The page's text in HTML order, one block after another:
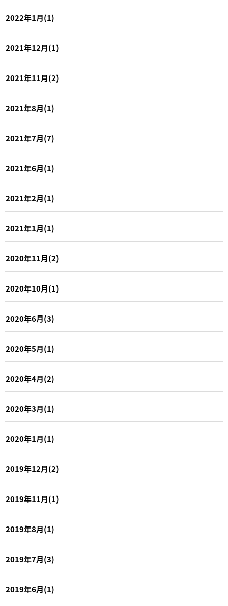
2022年1月(1)
2021年12月(1)
2021年11月(2)
2021年8月(1)
2021年7月(7)
2021年6月(1)
2021年2月(1)
2021年1月(1)
2020年11月(2)
2020年10月(1)
2020年6月(3)
2020年5月(1)
2020年4月(2)
2020年3月(1)
2020年1月(1)
2019年12月(2)
2019年11月(1)
2019年8月(1)
2019年7月(3)
2019年6月(1)